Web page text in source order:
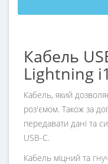
Кабель
Lightning
Кабель, який
роз'ємом. Також за
передавати дані та
USB-C.
Кабель міцний та